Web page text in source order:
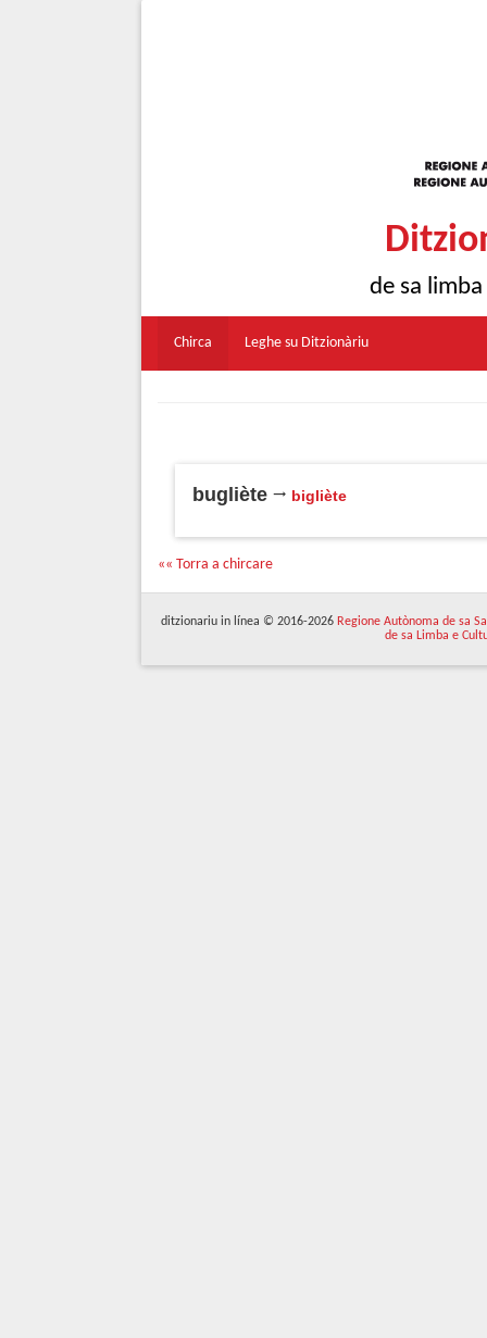
de sa
Chirca Leghe su Ditzionàriu
bugliète bigliète
«« Torra a chircare
ditzionariu in línea © 2016-2026 Regione Autònoma de sa
de sa Limba e